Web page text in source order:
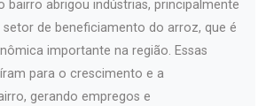
bairro abrigou indústrias, principalmente
de beneficiamento do arroz, que é
importante na região. Essas
para o crescimento e a
gerando empregos e